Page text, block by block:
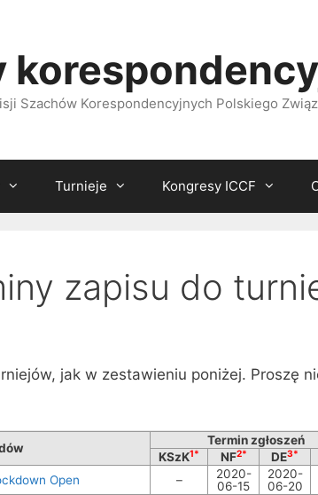
Szachów Korespondencyjnych Polskiego
Turnieje Kongresy ICCF
zapisu do
jak w zestawieniu poniżej. Proszę
Termin zgłoszeń
KSzK1* NF2* DE3*
Open –
2020-
06-15
2020-
06-20